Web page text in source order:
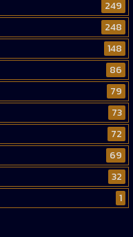
249
248
148
86
79
73
72
69
32
1